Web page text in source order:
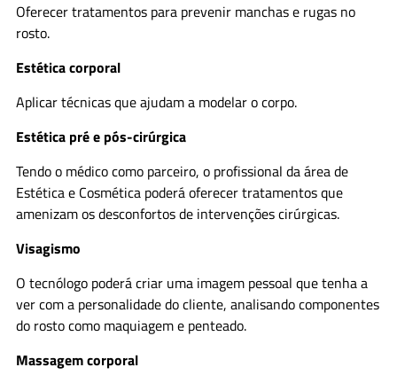
Oferecer tratamentos para prevenir manchas e rugas no
rosto.
Estética corporal
Aplicar técnicas que ajudam a modelar o corpo.
Estética pré e pós-cirúrgica
Tendo o médico como parceiro, o profissional da área de
Estética e Cosmética poderá oferecer tratamentos que
amenizam os desconfortos de intervenções cirúrgicas.
Visagismo
O tecnólogo poderá criar uma imagem pessoal que tenha a
ver com a personalidade do cliente, analisando componentes
do rosto como maquiagem e penteado.
Massagem corporal